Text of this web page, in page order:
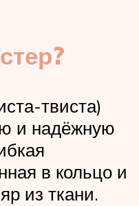
твиста)
и надёжную
в кольцо и
из ткани.